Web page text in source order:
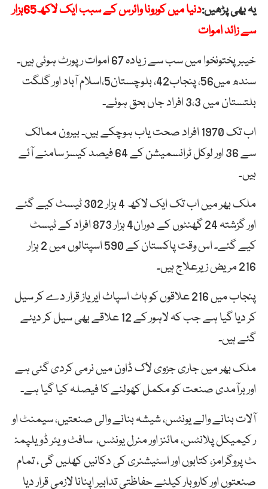
یہ بھی پڑھیں:
دنیا میں کورونا وائرس کے سبب ایک لاکھ65ہزار
سے زائد اموات
خیبرپختونخوا میں سب سے زیادہ 67 اموات رپورٹ ہوئی ہیں۔
سندھ میں56، پنجاب42، بلوچستان5،اسلام آباد اور گلگت
بلتستان میں 3،3 افراد جاں بحق ہوئے۔
اب تک 1970 افراد صحت یاب ہوچکے ہیں۔ بیرون ممالک
سے 36 اور لوکل ٹرانسمیشن کے 64 فیصد کیسز سامنے آئے
ہیں۔
ملک بھر میں اب تک ایک لاکھ 4 ہزار 302 ٹیسٹ کیے گئے
اور گزشتہ 24 گھنٹوں کے دوران4 ہزار 873 افراد کے ٹیسٹ
کیے گئے۔ اس وقت پاکستان کے 590 اسپتالوں میں 2 ہزار
216 مریض زیرعلاج ہیں۔
پنجاب میں 216 علاقوں کو ہاٹ اسپاٹ ایریاز قرار دے کر سیل
کر دیا گیا ہے جب کہ لاہور کے 12 علاقے بھی سیل کر دیئے
گئے ہیں۔
ملک بھر میں جاری جزوی لاک ڈاون میں نرمی کردی گئی ہے
اور برآمدی صنعت کو مکمل کھولنے کا فیصلہ کیا گیا ہے۔
آلات بنانے والے یونٹس، شیشہ بنانے والی صنعتیں، سیمنٹ او
ر کیمیکل پلانٹس، مائنز اور منرل یونٹس، سافٹ ویئر ڈویلپمن
ٹ پروگرامز، کتابوں اور اسٹیشنری کی دکانیں کھلیں گی ، تمام
صنعتوں اور کاروبار کیلئے حفاظتی تدابیر اپنانا لازمی قرار دیا